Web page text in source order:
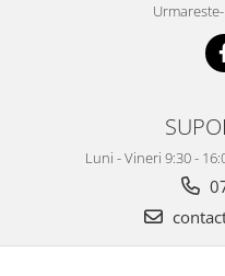
Luni - Vineri 9:30 -